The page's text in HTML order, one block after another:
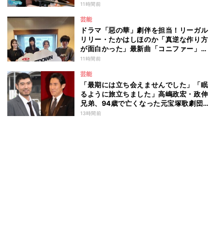
11時間前
芸能
ドラマ「惡の華」劇伴を担当！リーガル
リリー・たかはしほのか「真逆な作り方
が面白かった」最新曲「コニファー」制
作秘話も
11時間前
芸能
「最期には立ち会えませんでした」「眠
るように旅立ちました」高嶋政宏・政伸
兄弟、94歳で亡くなった元宝塚歌劇団ト
ップスターの母・寿美花代を追悼 ここ
13時間前